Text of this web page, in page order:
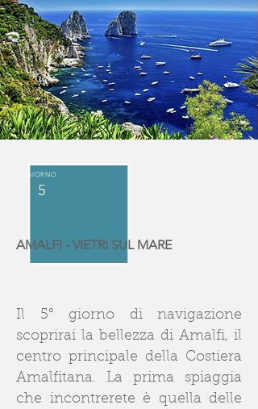
GIORNO
5
AMALFI - VIETRI SUL MARE
Il 5° giorno di navigazione
scoprirai la bellezza di Amalfi, il
centro principale della Costiera
Amalfitana. La prima spiaggia
che incontrerete è quella delle